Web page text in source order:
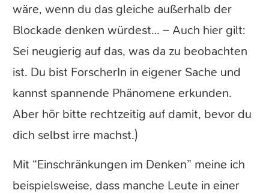
wäre, wenn du das gleiche außerhalb der
Blockade denken würdest… – Auch hier gilt:
Sei neugierig auf das, was da zu beobachten
ist. Du bist ForscherIn in eigener Sache und
kannst spannende Phänomene erkunden.
Aber hör bitte rechtzeitig auf damit, bevor du
dich selbst irre machst.)
Mit “Einschränkungen im Denken” meine ich
beispielsweise, dass manche Leute in einer